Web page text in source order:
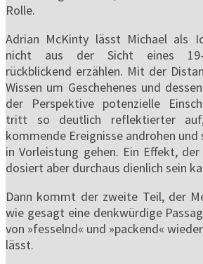
Rolle.
Adrian McKinty lässt Michael als
nicht aus der Sicht eines 19-
rückblickend erzählen. Mit der
Wissen um Geschehenes und
der Perspektive potenzielle
tritt so deutlich reflektierter
kommende Ereignisse androhen und
in Vorleistung gehen. Ein Effekt,
dosiert aber durchaus dienlich sein
Dann kommt der zweite Teil, der
wie gesagt eine denkwürdige
von »fesselnd« und »packend«
lässt.